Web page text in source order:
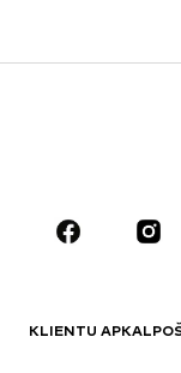
Svārki
Aksesuāri
Jaunumi
KLIENTU